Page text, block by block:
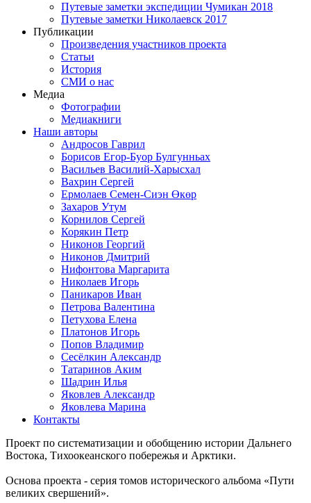
Путевые заметки экспедиции Чумикан 2018
Путевые заметки Николаевск 2017
Публикации
Произведения участников проекта
Статьи
История
СМИ о нас
Медиа
Фотографии
Медиакниги
Наши авторы
Андросов Гаврил
Борисов Егор-Буор Булгунньах
Васильев Василий-Харысхал
Вахрин Сергей
Ермолаев Семен-Сиэн Өкөр
Захаров Утум
Корнилов Сергей
Корякин Петр
Никонов Георгий
Никонов Дмитрий
Нифонтова Маргарита
Николаев Игорь
Паникаров Иван
Петрова Валентина
Петухова Елена
Платонов Игорь
Попов Владимир
Сесёлкин Александр
Татаринов Аким
Шадрин Илья
Яковлев Александр
Яковлева Марина
Контакты
Проект по систематизации и обобщению истории Дальнего
Востока, Тихоокеанского побережья и Арктики.
Основа проекта - серия томов исторического альбома «Пути
великих свершений».